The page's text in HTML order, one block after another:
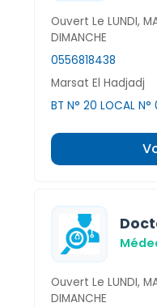
Ouvert Le LUNDI,
DIMANCHE
0556818438
Marsat El Hadjadj
BT N° 20 LOCAL N°
Ouvert Le LUNDI,
DIMANCHE